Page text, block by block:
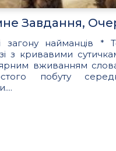
Завдання,
загону найманців *
з кривавими
вживанням
побуту